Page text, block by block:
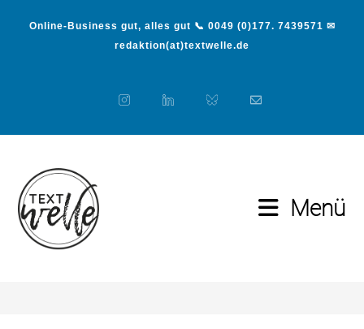
Online-Business gut, alles gut 📞 0049 (0)177. 7439571 ✉
redaktion(at)textwelle.de
Menü
story